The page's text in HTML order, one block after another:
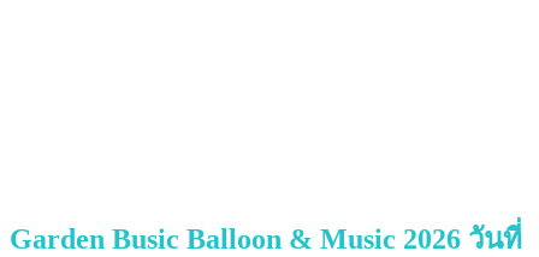
Garden Busic Balloon & Music 2026 วันที่